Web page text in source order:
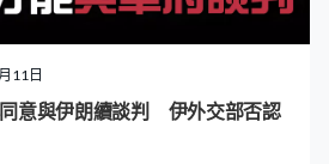
他做得夠長，我們傾向可能會去到
作時間相對短的話，可能扣減就會
工作者工傷補償的時候，我們也會
過去多久的收入？）你都不可以只
可能剛好那個月他做得很多，或者
11日
意與伊朗續談判 伊外交部否認